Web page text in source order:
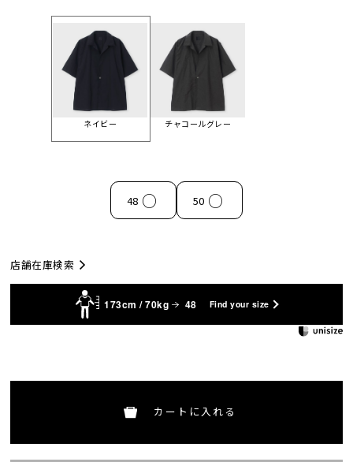
ネイビー チャコールグレー
48 ○ 50 ○
店舗在庫検索
173cm / 70kg 48 Find your size
カートに入れる